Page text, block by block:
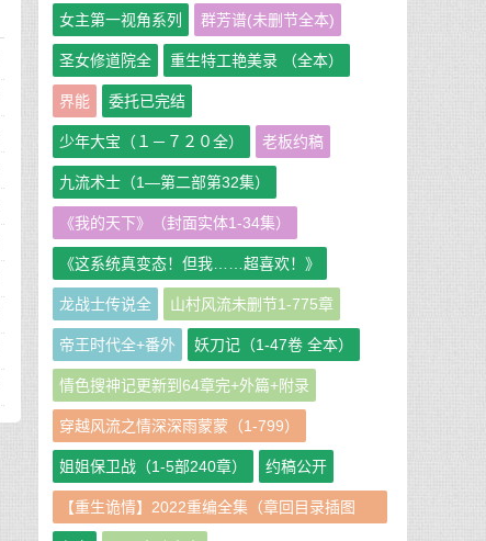
女主第一视角系列 群芳谱(未删节全本)
圣女修道院全 重生特工艳美录 （全本）
界能 委托已完结
少年大宝（１－７２０全） 老板约稿
九流术士（1—第二部第32集）
《我的天下》（封面实体1-34集）
《这系统真变态！但我……超喜欢！》
龙战士传说全 山村风流未删节1-775章
帝王时代全+番外 妖刀记（1-47卷 全本）
情色搜神记更新到64章完+外篇+附录
穿越风流之情深深雨蒙蒙（1-799）
姐姐保卫战（1-5部240章） 约稿公开
【重生诡情】2022重编全集（章回目录插图